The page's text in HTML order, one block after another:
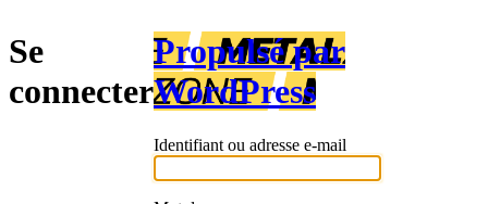
Se
connecter
Propulsé par
WordPress
Identifiant ou adresse e-mail